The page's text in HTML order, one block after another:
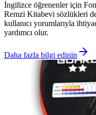
İngilizce öğrenenler için
Remzi Kitabevi sözlükleri
kullanıcı yorumlarıyla
yardımcı olur.
Daha fazla bilgi edinin